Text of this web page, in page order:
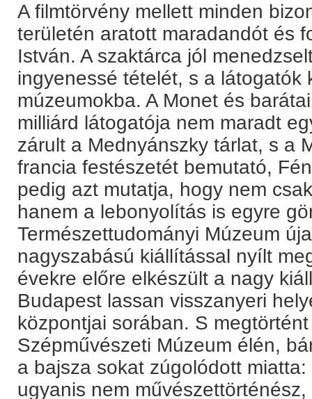
A filmtörvény mellett minden
területén aratott maradandót és
István. A szaktárca jól
ingyenessé tételét, s a látogatók
múzeumokba. A Monet és
milliárd látogatója nem maradt
zárult a Mednyánszky tárlat, s a
francia festészetét bemutató,
pedig azt mutatja, hogy nem
hanem a lebonyolítás is egyre
Természettudományi Múzeum
nagyszabású kiállítással nyílt
évekre előre elkészült a nagy
Budapest lassan visszanyeri
központjai sorában. S
Szépművészeti Múzeum élén,
a bajsza sokat zúgolódott
ugyanis nem